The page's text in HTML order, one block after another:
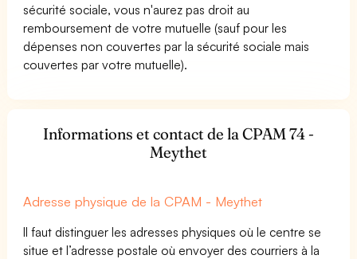
sécurité sociale, vous n'aurez pas droit au
remboursement de votre mutuelle (sauf pour les
dépenses non couvertes par la sécurité sociale mais
couvertes par votre mutuelle).
Informations et contact de la CPAM 74 -
Meythet
Adresse physique de la CPAM - Meythet
Il faut distinguer les adresses physiques où le centre se
situe et l’adresse postale où envoyer des courriers à la